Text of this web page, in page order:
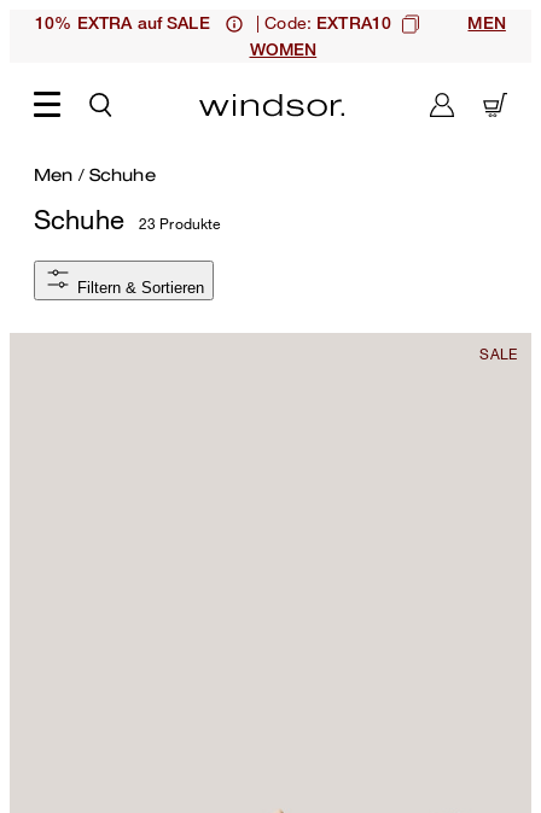
10% EXTRA auf SALE | Code: EXTRA10
MEN
WOMEN
Men / Schuhe
Schuhe 23 Produkte
Filtern & Sortieren